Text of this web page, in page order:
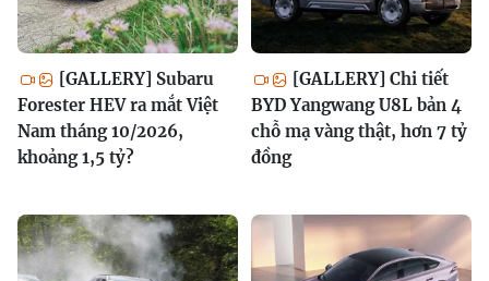
[GALLERY] Subaru
Forester HEV ra mắt Việt
Nam tháng 10/2026,
khoảng 1,5 tỷ?
[GALLERY] Chi tiết
BYD Yangwang U8L bản 4
chỗ mạ vàng thật, hơn 7 tỷ
đồng